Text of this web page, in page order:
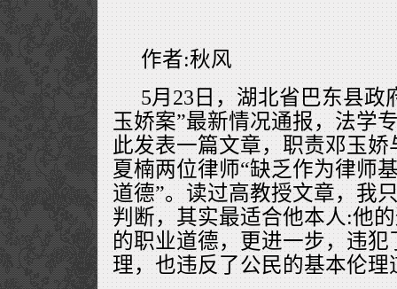
作者:秋风
5月23日，湖北省巴东县政
玉娇案”最新情况通报，法学
此发表一篇文章，职责邓玉
夏楠两位律师“缺乏作为律师
道德”。读过高教授文章，我
判断，其实最适合他本人:他
的职业道德，更进一步，违
理，也违反了公民的基本伦理